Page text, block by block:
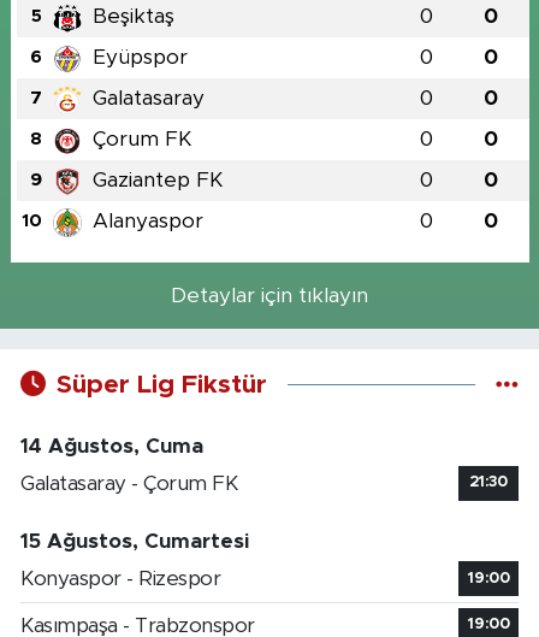
5 Beşiktaş 0 0
6 Eyüpspor 0 0
7 Galatasaray 0 0
8 Çorum FK 0 0
9 Gaziantep FK 0 0
10 Alanyaspor 0 0
Detaylar için tıklayın
Süper Lig Fikstür
14 Ağustos, Cuma
Galatasaray - Çorum FK
21:30
15 Ağustos, Cumartesi
Konyaspor - Rizespor
19:00
Kasımpaşa - Trabzonspor 19:00